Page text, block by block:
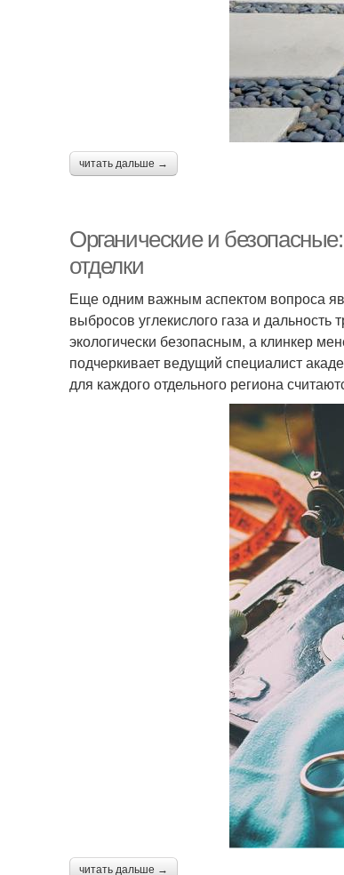
читать дальше →
Органические и
отделки
Еще одним важным аспектом вопроса
выбросов углекислого газа и
экологически безопасным, а клинкер
подчеркивает ведущий специалист
для каждого отдельного региона
читать дальше →